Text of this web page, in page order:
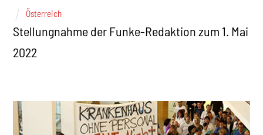
Österreich
Stellungnahme der Funke-Redaktion zum 1. Mai
2022